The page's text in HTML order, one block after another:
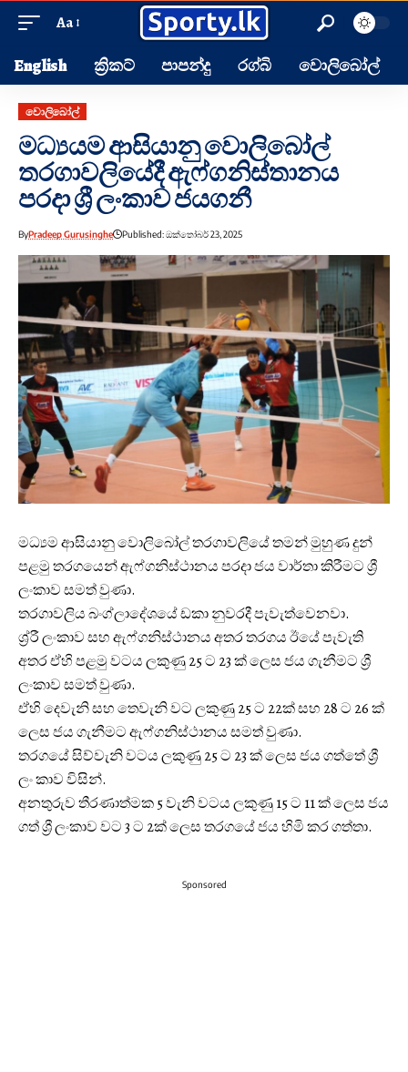
Aa
English ක්‍රිකට් පාපන්දු රග්බි වොලිබෝල්
වොලිබෝල්
මධ්‍යයම ආසියානු වොලිබෝල්
තරගාවලියේදී ඇෆ්ගනිස්තානය
පරදා ශ්‍රී ලංකාව ජයගනී
ByPradeep Gurusinghe Published: ඔක්තෝබර් 23, 2025
මධ්‍යම ආසියානු වොලිබෝල් තරගාවලියේ තමන් මුහුණ දුන්
පළමු තරගයෙන් ඇෆ්ගනිස්ථානය පරදා ජය වාර්තා කිරීමට ශ්‍රී
ලංකාව සමත් වුණා.
තරගාවලිය බංග්ලාදේශයේ ඩකා නුවරදී පැවැත්වෙනවා.
ශ්‍ර්‍රී ලංකාව සහ ඇෆ්ගනිස්ථානය අතර තරගය ඊයේ පැවැති
අතර ඒහි පළමු වටය ලකුණු 25 ට 23 ක් ලෙස ජය ගැනීමට ශ්‍රී
ලංකාව සමත් වුණා.
ඒහි දෙවැනි සහ තෙවැනි වට ලකුණු 25 ට 22ක් සහ 28 ට 26 ක්
ලෙස ජය ගැනීමට ඇෆ්ගනිස්ථානය සමත් වුණා.
තරගයේ සිව්වැනි වටය ලකුණු 25 ට 23 ක් ලෙස ජය ගත්තේ ශ්‍රී
ලං කාව විසින්.‍
අනතුරුව තීරණාත්මක 5 වැනි වටය ලකුණු 15 ට 11 ක් ලෙස ජය
ගත් ශ්‍රී ලංකාව වට 3 ට 2ක් ලෙස තරගයේ ජය හිමි කර ගත්තා.
Sponsored